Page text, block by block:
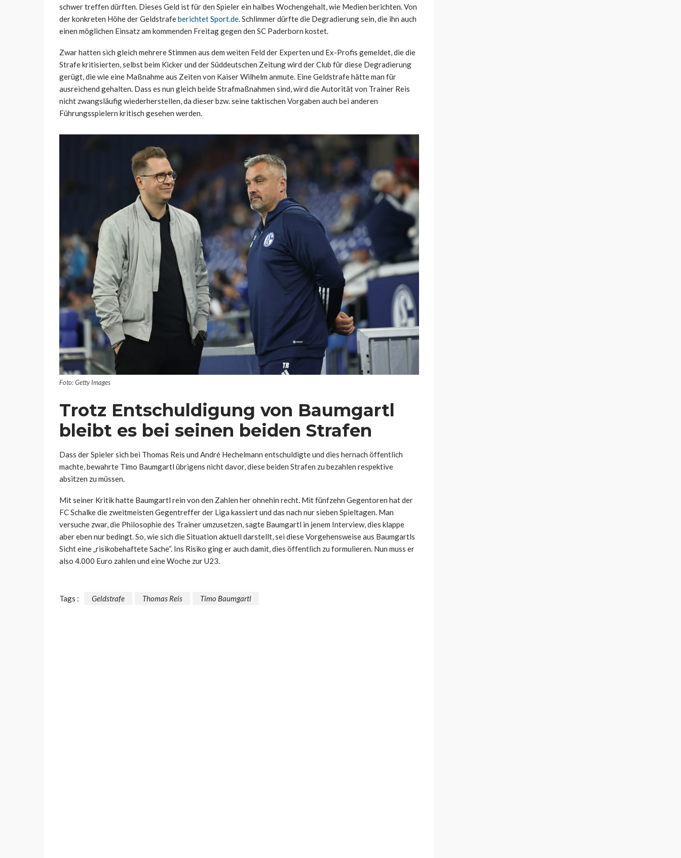
schwer treffen dürften. Dieses Geld ist für den Spieler ein halbes Wochengehalt, wie Medien berichten. Von
der konkreten Höhe der Geldstrafeberichtet Sport.de. Schlimmer dürfte die Degradierung sein, die ihn auch
einen möglichen Einsatz am kommenden Freitag gegen den SC Paderborn kostet.
Zwar hatten sich gleich mehrere Stimmen aus dem weiten Feld der Experten und Ex-Profis gemeldet, die die
Strafe kritisierten, selbst beim Kicker und der Süddeutschen Zeitung wird der Club für diese Degradierung
gerügt, die wie eine Maßnahme aus Zeiten von Kaiser Wilhelm anmute. Eine Geldstrafe hätte man für
ausreichend gehalten. Dass es nun gleich beide Strafmaßnahmen sind, wird die Autorität von Trainer Reis
nicht zwangsläufig wiederherstellen, da dieser bzw. seine taktischen Vorgaben auch bei anderen
Führungsspielern kritisch gesehen werden.
Foto: Getty Images
Trotz Entschuldigung von Baumgartl
bleibt es bei seinen beiden Strafen
Dass der Spieler sich bei Thomas Reis und André Hechelmann entschuldigte und dies hernach öffentlich
machte, bewahrte Timo Baumgartl übrigens nicht davor, diese beiden Strafen zu bezahlen respektive
absitzen zu müssen.
Mit seiner Kritik hatte Baumgartl rein von den Zahlen her ohnehin recht. Mit fünfzehn Gegentoren hat der
FC Schalke die zweitmeisten Gegentreffer der Liga kassiert und das nach nur sieben Spieltagen. Man
versuche zwar, die Philosophie des Trainer umzusetzen, sagte Baumgartl in jenem Interview, dies klappe
aber eben nur bedingt. So, wie sich die Situation aktuell darstellt, sei diese Vorgehensweise aus Baumgartls
Sicht eine „risikobehaftete Sache“. Ins Risiko ging er auch damit, dies öffentlich zu formulieren. Nun muss er
also 4.000 Euro zahlen und eine Woche zur U23.
Tags : Geldstrafe Thomas Reis Timo Baumgartl